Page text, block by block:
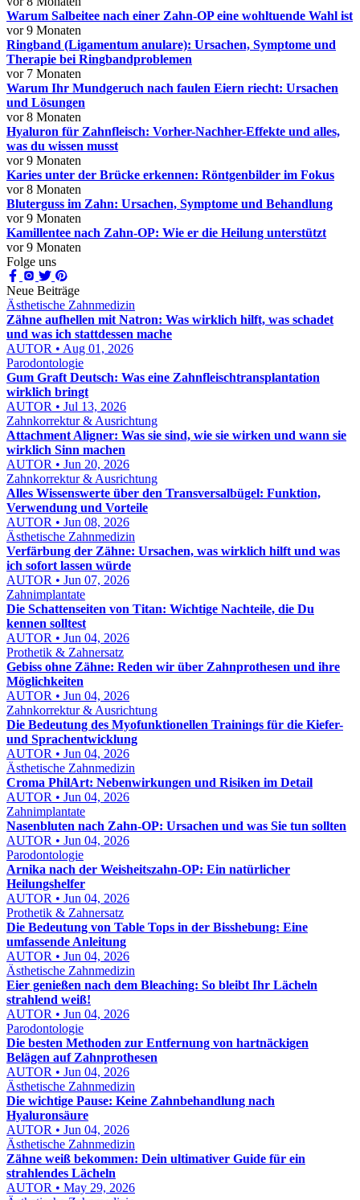
Warum Salbeitee nach einer Zahn-OP eine wohltuende Wahl ist
vor 9 Monaten
Ringband (Ligamentum anulare): Ursachen, Symptome und
Therapie bei Ringbandproblemen
vor 7 Monaten
Warum Ihr Mundgeruch nach faulen Eiern riecht: Ursachen
und Lösungen
vor 8 Monaten
Hyaluron für Zahnfleisch: Vorher-Nachher-Effekte und alles,
was du wissen musst
vor 9 Monaten
Karies unter der Brücke erkennen: Röntgenbilder im Fokus
vor 8 Monaten
Bluterguss im Zahn: Ursachen, Symptome und Behandlung
vor 9 Monaten
Kamillentee nach Zahn-OP: Wie er die Heilung unterstützt
vor 9 Monaten
Folge uns
Neue Beiträge
Ästhetische Zahnmedizin
Zähne aufhellen mit Natron: Was wirklich hilft, was schadet
und was ich stattdessen mache
AUTOR • Aug 01, 2026
Parodontologie
Gum Graft Deutsch: Was eine Zahnfleischtransplantation
wirklich bringt
AUTOR • Jul 13, 2026
Zahnkorrektur & Ausrichtung
Attachment Aligner: Was sie sind, wie sie wirken und wann sie
wirklich Sinn machen
AUTOR • Jun 20, 2026
Zahnkorrektur & Ausrichtung
Alles Wissenswerte über den Transversalbügel: Funktion,
Verwendung und Vorteile
AUTOR • Jun 08, 2026
Ästhetische Zahnmedizin
Verfärbung der Zähne: Ursachen, was wirklich hilft und was
ich sofort lassen würde
AUTOR • Jun 07, 2026
Zahnimplantate
Die Schattenseiten von Titan: Wichtige Nachteile, die Du
kennen solltest
AUTOR • Jun 04, 2026
Prothetik & Zahnersatz
Gebiss ohne Zähne: Reden wir über Zahnprothesen und ihre
Möglichkeiten
AUTOR • Jun 04, 2026
Zahnkorrektur & Ausrichtung
Die Bedeutung des Myofunktionellen Trainings für die Kiefer-
und Sprachentwicklung
AUTOR • Jun 04, 2026
Ästhetische Zahnmedizin
Croma PhilArt: Nebenwirkungen und Risiken im Detail
AUTOR • Jun 04, 2026
Zahnimplantate
Nasenbluten nach Zahn-OP: Ursachen und was Sie tun sollten
AUTOR • Jun 04, 2026
Parodontologie
Arnika nach der Weisheitszahn-OP: Ein natürlicher
Heilungshelfer
AUTOR • Jun 04, 2026
Prothetik & Zahnersatz
Die Bedeutung von Table Tops in der Bisshebung: Eine
umfassende Anleitung
AUTOR • Jun 04, 2026
Ästhetische Zahnmedizin
Eier genießen nach dem Bleaching: So bleibt Ihr Lächeln
strahlend weiß!
AUTOR • Jun 04, 2026
Parodontologie
Die besten Methoden zur Entfernung von hartnäckigen
Belägen auf Zahnprothesen
AUTOR • Jun 04, 2026
Ästhetische Zahnmedizin
Die wichtige Pause: Keine Zahnbehandlung nach
Hyaluronsäure
AUTOR • Jun 04, 2026
Ästhetische Zahnmedizin
Zähne weiß bekommen: Dein ultimativer Guide für ein
strahlendes Lächeln
AUTOR • May 29, 2026